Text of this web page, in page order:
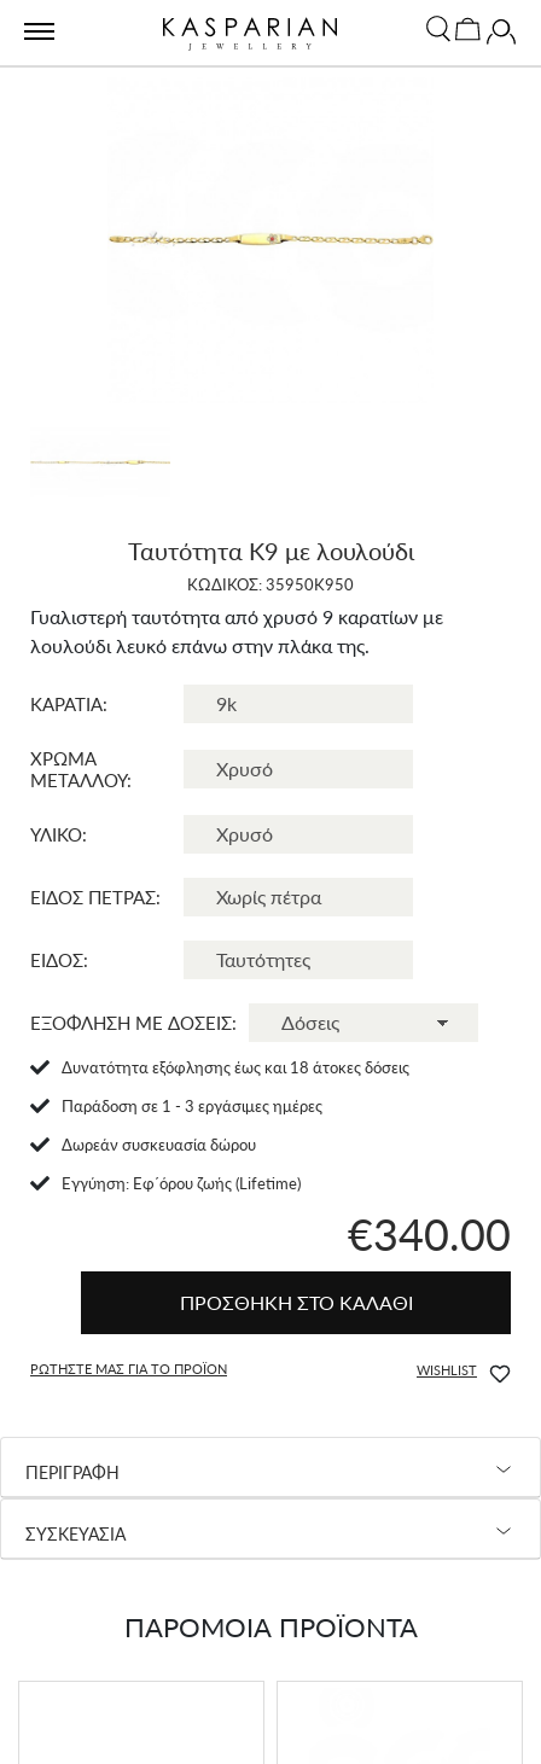
Ταυτότητα Κ9 με λουλούδι
ΚΩΔΙΚΟΣ: 35950Κ950
Γυαλιστερή ταυτότητα από χρυσό 9 καρατίων με
λουλούδι λευκό επάνω στην πλάκα της.
ΚΑΡΑΤΙΑ:
ΧΡΩΜΑ
ΜΕΤΑΛΛΟΥ:
ΥΛΙΚΟ:
ΕΙΔΟΣ ΠΕΤΡΑΣ:
ΕΙΔΟΣ:
ΕΞΟΦΛΗΣΗ ΜΕ ΔΟΣΕΙΣ:
Δυνατότητα εξόφλησης έως και 18 άτοκες δόσεις
Παράδοση σε 1 - 3 εργάσιμες ημέρες
Δωρεάν συσκευασία δώρου
Eγγύηση: Εφ΄όρου ζωής (Lifetime)
€340.00
ΠΡΟΣΘΗΚΗ ΣΤΟ ΚΑΛΑΘΙ
ΡΩΤΗΣΤΕ ΜΑΣ ΓΙΑ ΤΟ ΠΡΟΪΟΝ WISHLIST
ΠΕΡΙΓΡΑΦΗ
ΣΥΣΚΕΥΑΣΙΑ
ΠΑΡΟΜΟΙΑ ΠΡΟΪΟΝΤΑ